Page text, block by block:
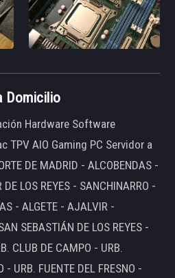
Domicilio
Hardware Software
TPV AIO Gaming PC Servidor a
DE MADRID - ALCOBENDAS -
LOS REYES - SANCHINARRO -
- ALGETE - AJALVIR -
SEBASTIÁN DE LOS REYES -
CLUB DE CAMPO - URB.
URB. FUENTE DEL FRESNO -